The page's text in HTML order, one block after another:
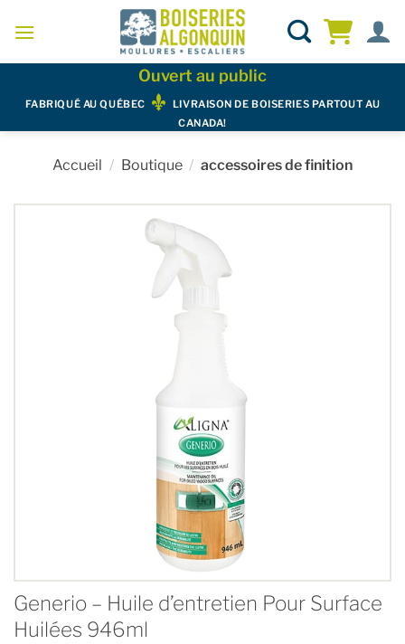
Ouvert au public
FABRIQUÉ AU QUÉBEC
LIVRAISON DE BOISERIES PARTOUT AU
CANADA!
Accueil / Boutique / accessoires de finition
Generio – Huile d’entretien Pour Surface
Huilées 946ml